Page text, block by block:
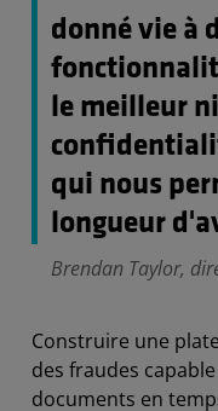
donné vie à
le meilleur
qui nous
longueur
Brendan Taylor,
Construire une
des fraudes
documents en